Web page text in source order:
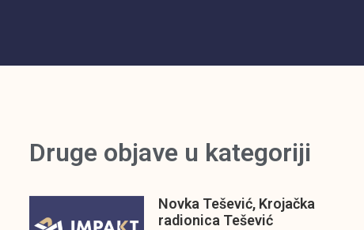
Druge objave u kategoriji
Novka Tešević, Krojačka
radionica Tešević